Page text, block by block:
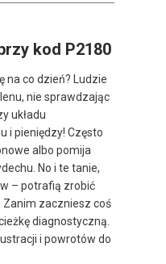
kod P2180
na co dzień? Ludzie
nie sprawdzając
układu
i pieniędzy! Często
albo pomija
No i te tanie,
– potrafią zrobić
Zanim zaczniesz coś
diagnostyczną.
i powrotów do